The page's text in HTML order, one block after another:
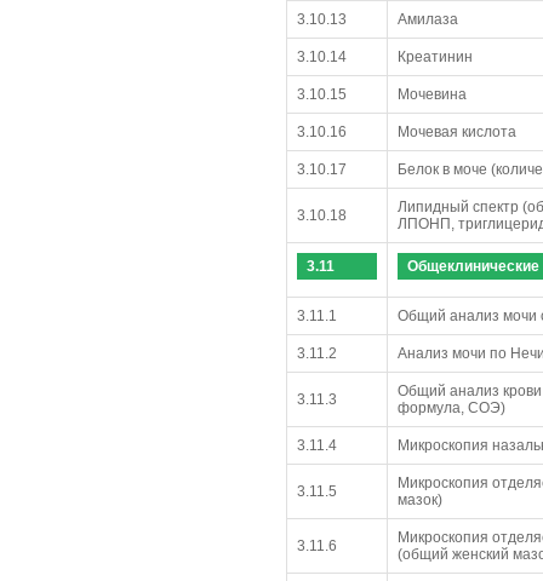
3.10.13 Амилаза
3.10.14 Креатинин
3.10.15 Мочевина
3.10.16 Мочевая кислота
3.10.17 Белок в моче
3.10.18
Липидный спектр
ЛПОНП,
3.11
3.11.1 Общий анализ мочи
3.11.2 Анализ мочи по
3.11.3
Общий анализ
формула, СОЭ)
3.11.4 Микроскопия
3.11.5
Микроскопия
мазок)
3.11.6
Микроскопия
(общий женский